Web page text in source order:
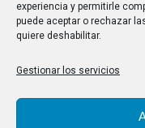
experiencia y permitirle
puede aceptar o rechazar
quiere deshabilitar.
Gestionar los servicios